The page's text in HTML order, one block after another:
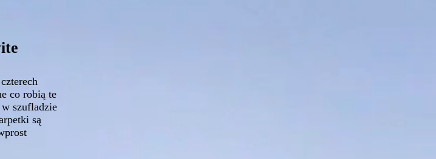
co robią te
w szufladzie
są